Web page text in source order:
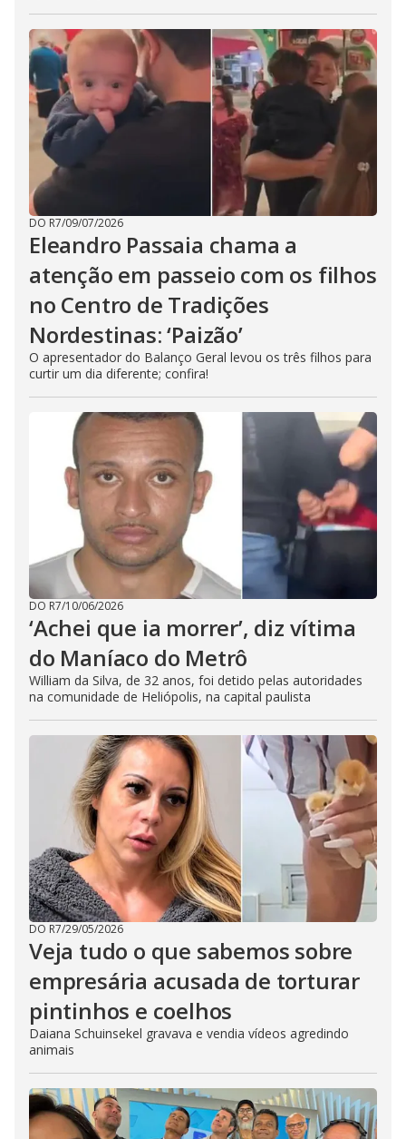
DO R7/09/07/2026
Eleandro Passaia chama a
atenção em passeio com os filhos
no Centro de Tradições
Nordestinas: ‘Paizão’
O apresentador do Balanço Geral levou os três filhos para
curtir um dia diferente; confira!
DO R7/10/06/2026
‘Achei que ia morrer’, diz vítima
do Maníaco do Metrô
William da Silva, de 32 anos, foi detido pelas autoridades
na comunidade de Heliópolis, na capital paulista
DO R7/29/05/2026
Veja tudo o que sabemos sobre
empresária acusada de torturar
pintinhos e coelhos
Daiana Schuinsekel gravava e vendia vídeos agredindo
animais